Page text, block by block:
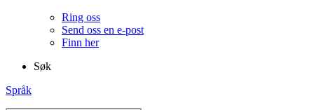
Ring oss
Send oss en e-post
Finn her
Søk
Språk